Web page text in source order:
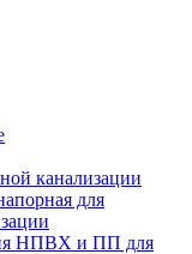
канализации
для
НПВХ и ПП для